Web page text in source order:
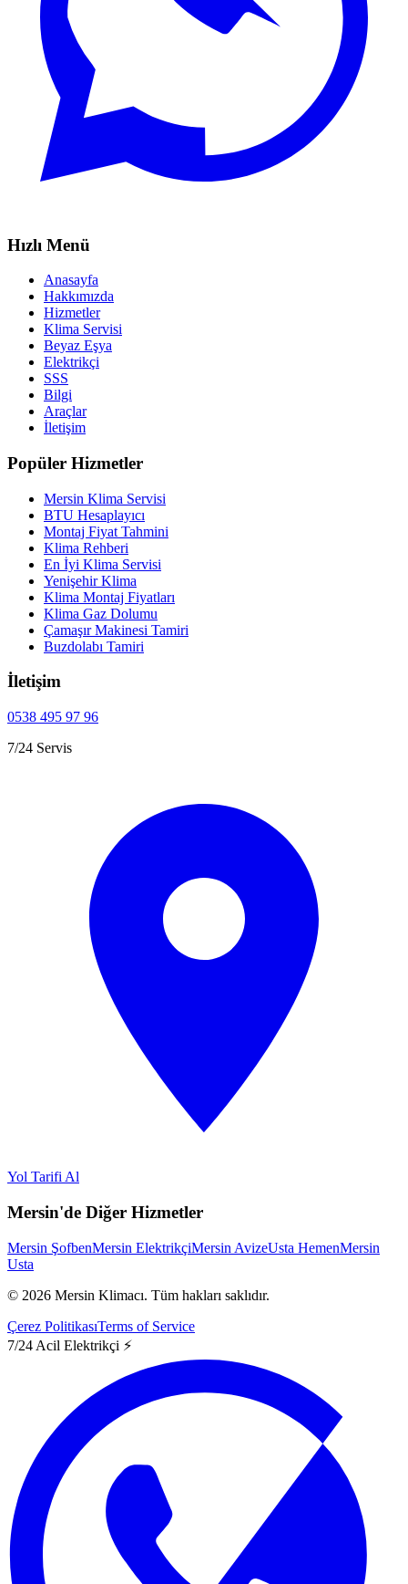
Hızlı Menü
Anasayfa
Hakkımızda
Hizmetler
Klima Servisi
Beyaz Eşya
Elektrikçi
SSS
Bilgi
Araçlar
İletişim
Popüler Hizmetler
Mersin Klima Servisi
BTU Hesaplayıcı
Montaj Fiyat Tahmini
Klima Rehberi
En İyi Klima Servisi
Yenişehir Klima
Klima Montaj Fiyatları
Klima Gaz Dolumu
Çamaşır Makinesi Tamiri
Buzdolabı Tamiri
İletişim
0538 495 97 96
7/24 Servis
Yol Tarifi Al
Mersin'de Diğer Hizmetler
Mersin ŞofbenMersin ElektrikçiMersin AvizeUsta HemenMersin
Usta
© 2026 Mersin Klimacı. Tüm hakları saklıdır.
Çerez PolitikasıTerms of Service
7/24 Acil Elektrikçi ⚡